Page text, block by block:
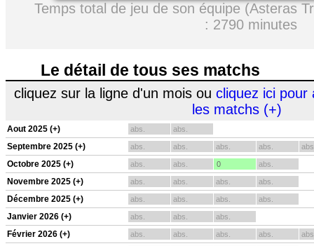
Temps total de jeu de son équipe (Asteras
: 2790 minutes
Le détail de tous ses matchs
cliquez sur la ligne d'un mois ou cliquez ici pour
les matchs (+)
Aout 2025 (+) abs. abs.
Septembre 2025 (+) abs. abs. abs. abs.
Octobre 2025 (+) abs. abs. 0 abs.
Novembre 2025 (+) abs. abs. abs. abs.
Décembre 2025 (+) abs. abs. abs. abs.
Janvier 2026 (+) abs. abs. abs.
Février 2026 (+) abs. abs. abs. abs.